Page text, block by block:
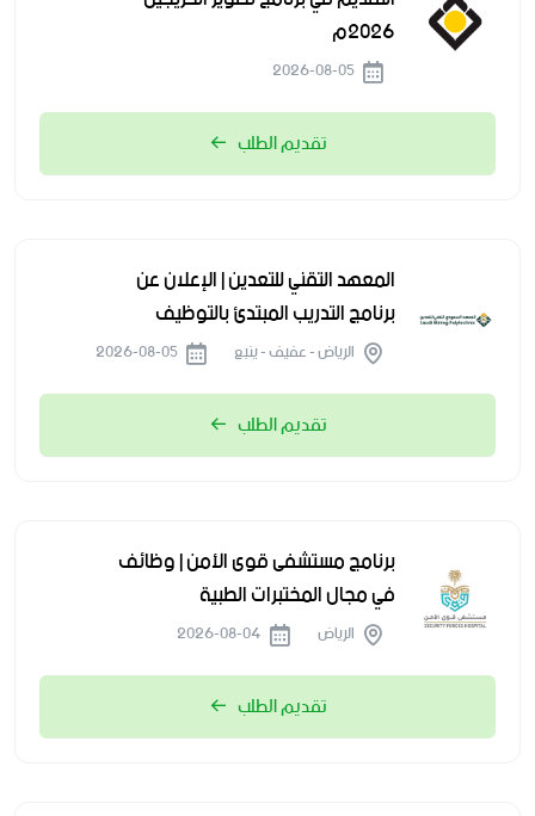
2026م
تقديم الطلب
المعهد التقني للتعدين | الإعلان عن
برنامج التدريب المبتدئ بالتوظيف
الرياض - عفيف - ينبع
تقديم الطلب
برنامج مستشفى قوى الأمن | وظائف
في مجال المختبرات الطبية
الرياض
تقديم الطلب